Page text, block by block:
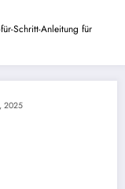
Schritt-Anleitung für
2025